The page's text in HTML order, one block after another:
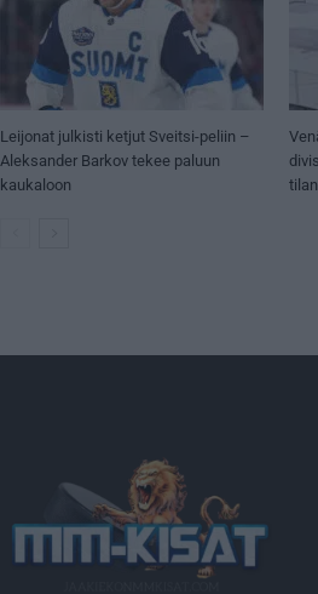
Leijonat julkisti ketjut Sveitsi-peliin –
Aleksander Barkov tekee paluun
kaukaloon